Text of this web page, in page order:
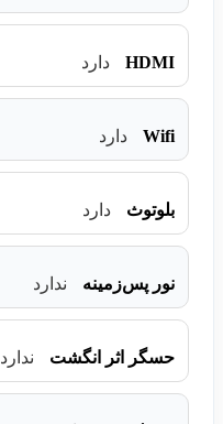
HDMI دارد
Wifi دارد
بلوتوث دارد
نور پس‌زمینه ندارد
حسگر اثر انگشت ندارد